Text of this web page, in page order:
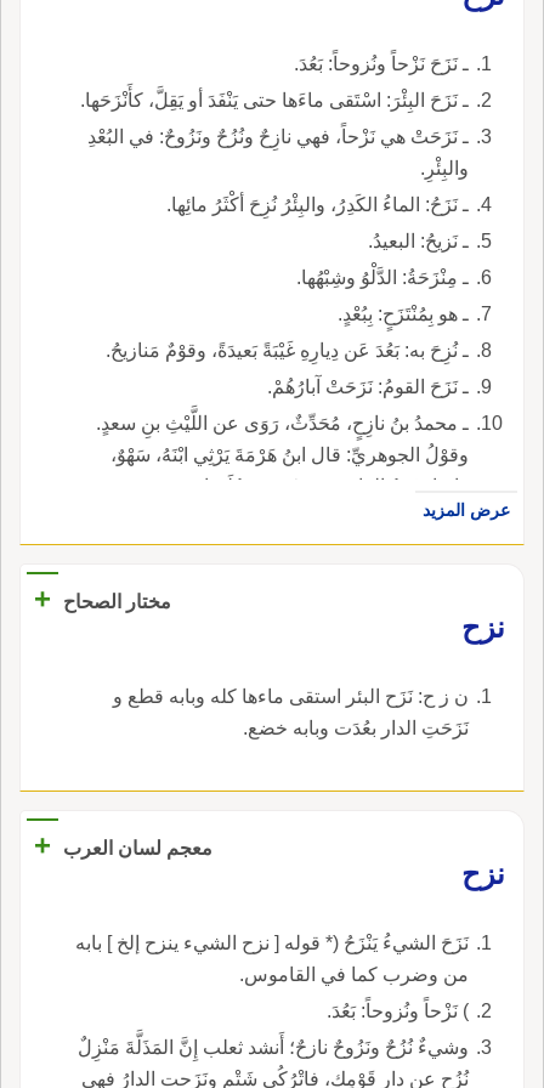
ـ نَزَحَ نَزْحاً ونُزوحاً: بَعُدَ.
ـ نَزَحَ البِئْرَ: اسْتَقى ماءَها حتى يَنْفَدَ أو يَقِلَّ، كأَنْزَحَها.
ـ نَزَحَتْ هي نَزْحاً، فهي نازِحٌ ونُزُحٌ ونَزُوحٌ: في البُعْدِ
والبِئْرِ.
ـ نَزَحُ: الماءُ الكَدِرُ، والبِئْرُ نُزِحَ أكْثَرُ مائِها.
ـ نَزيحُ: البعيدُ.
ـ مِنْزَحَةُ: الدَّلْوُ وشِبْهُها.
ـ هو بِمُنْتَزَحٍ: بِبُعْدٍ.
ـ نُزِحَ به: بَعُدَ عَن دِيارِهِ غَيْبَةً بَعيدَةً، وقوْمٌ مَنازيحُ.
ـ نَزَحَ القومُ: نَزَحَتْ آبارُهُمْ.
ـ محمدُ بنُ نازِحٍ، مُحَدِّثٌ، رَوَى عن اللَّيْثِ بنِ سعدٍ.
وقوْلُ الجوهريِّ: قال ابنُ هَرْمَةَ يَرْثِي ابْنَهُ، سَهْوٌ،
وإنما يَمْدَحُ القاضي جعفَرَ بنَ سُلَيمانَ.
عرض المزيد
مختار الصحاح
+
نزح
ن ز ح: نَزَح البئر استقى ماءها كله وبابه قطع و
نَزَحَتِ الدار بعُدَت وبابه خضع.
معجم لسان العرب
+
نزح
نَزَحَ الشيءُ يَنْزَحُ (* قوله [ نزح الشيء ينزح إلخ ] بابه
من وضرب كما في القاموس.
) نَزْحاً ونُزوحاً: بَعُدَ.
وشيءٌ نُزُحٌ ونَزُوحٌ نازحٌ؛ أَنشد ثعلب إِنَّ المَذَلَّةَ مَنْزِلٌ
نُزُح عن دار قَوْمِكِ، فاتْرُكُي شَتْمِ ونَزَحت الدارُ فهي